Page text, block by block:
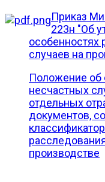
Приказ
223н "Об
особенностях
случаев на
Положение об
несчастных
отдельных
документов,
производстве